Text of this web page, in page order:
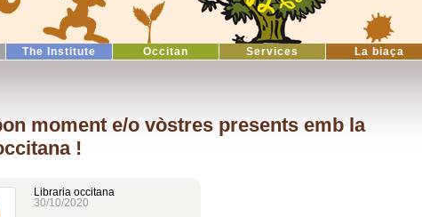
The Institute Occitan Services La biaça
moment e/o vòstres presents emb la
!
Libraria occitana
30/10/2020